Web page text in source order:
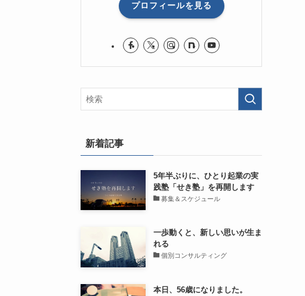
プロフィールを見る
新着記事
5年半ぶりに、ひとり起業の実
践塾「せき塾」を再開します
募集＆スケジュール
一歩動くと、新しい思いが生ま
れる
個別コンサルティング
本日、56歳になりました。